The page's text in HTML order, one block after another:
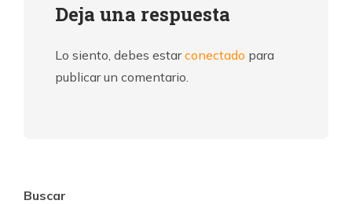
Deja una respuesta
Lo siento, debes estarconectado para
publicar un comentario.
Buscar